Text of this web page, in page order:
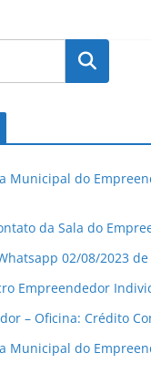
Pesquisar
Municipal do
da Sala do
02/08/2023 de
Empreendedor
– Oficina: Crédito
Municipal do